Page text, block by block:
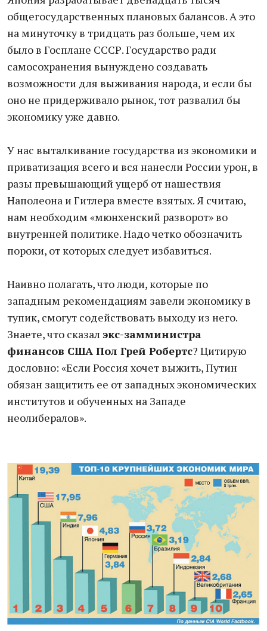
общегосударственных плановых балансов. А это
на минуточку в тридцать раз больше, чем их
было в Госплане СССР. Государство ради
самосохранения вынуждено создавать
возможности для выживания народа, и если бы
оно не придерживало рынок, тот развалил бы
экономику уже давно.
У нас выталкивание государства из экономики и
приватизация всего и вся нанесли России урон, в
разы превышающий ущерб от нашествия
Наполеона и Гитлера вместе взятых. Я считаю,
нам необходим «мюнхенский разворот» во
внутренней политике. Надо четко обозначить
пороки, от которых следует избавиться.
Наивно полагать, что люди, которые по
западным рекомендациям завели экономику в
тупик, смогут содействовать выходу из него.
Знаете, что сказал экс-замминистра
финансов США Пол Грей Робертс? Цитирую
дословно: «Если Россия хочет выжить, Путин
обязан защитить ее от западных экономических
институтов и обученных на Западе
неолибералов».